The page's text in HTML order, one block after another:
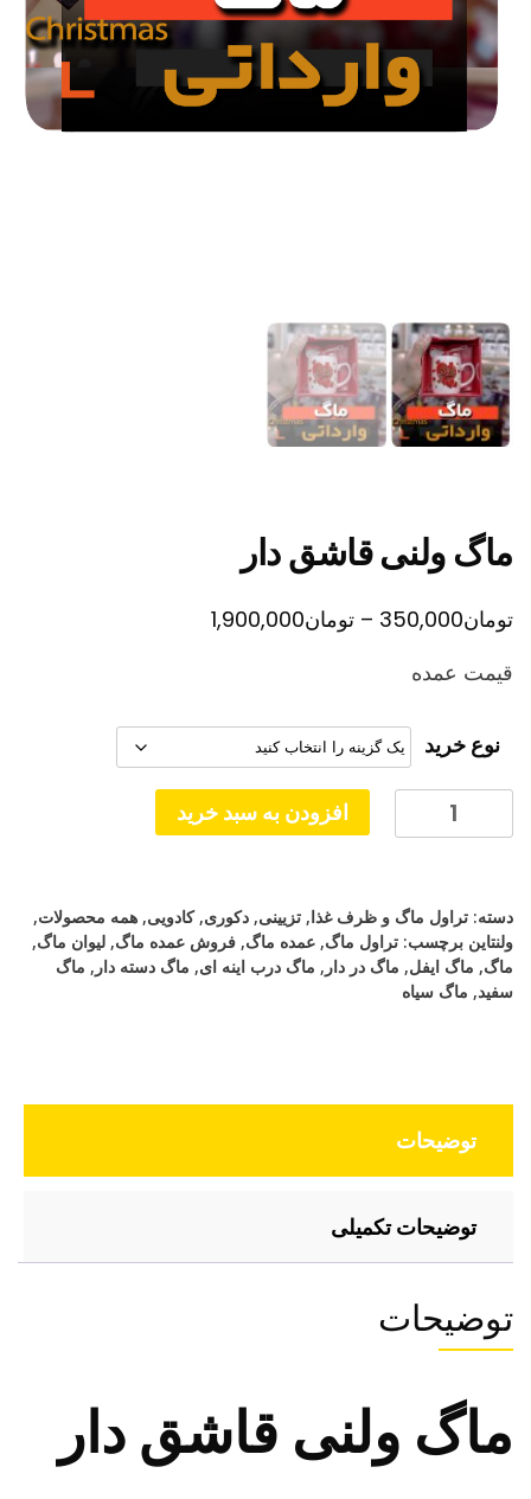
ماگ ولنی قاشق دار
تومان350,000
– تومان1,900,000محدوده
تا
تومان1,900,000
قیمت عمده
نوع خرید
ولنی
عدد
افزودن به سبد خرید
دسته: تراول ماگ و ظرف غذا, تزیینی, دکوری,کادویی, همه محصولات,
ولنتاین برچسب: تراول ماگ, عمده ماگ, فروش عمده ماگ, لیوان ماگ,
ماگ, ماگ ایفل, ماگ در دار , ماگ درب اینه ای, ماگ دسته دار , ماگ
سفید, ماگ سیاه
توضیحات
توضیحات تکمیلی
توضیحات
ماگ ولنی قاشق دار